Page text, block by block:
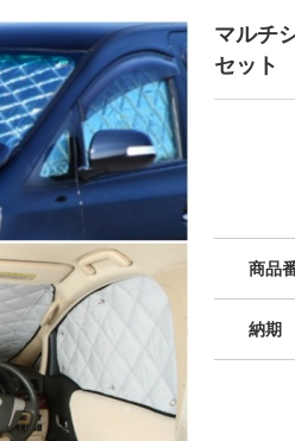
マルチ
セット
商品
納期